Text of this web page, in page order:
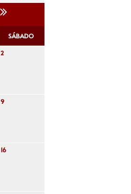
SÁBADO
2
9
16